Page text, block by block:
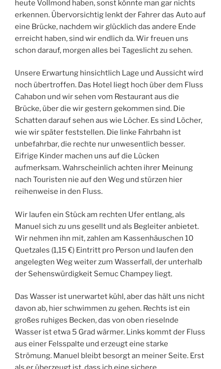
heute Vollmond haben, sonst könnte man gar nichts
erkennen. Übervorsichtig lenkt der Fahrer das Auto auf
eine Brücke, nachdem wir glücklich das andere Ende
erreicht haben, sind wir endlich da. Wir freuen uns
schon darauf, morgen alles bei Tageslicht zu sehen.
Unsere Erwartung hinsichtlich Lage und Aussicht wird
noch übertroffen. Das Hotel liegt hoch über dem Fluss
Cahabon und wir sehen vom Restaurant aus die
Brücke, über die wir gestern gekommen sind. Die
Schatten darauf sehen aus wie Löcher. Es sind Löcher,
wie wir später feststellen. Die linke Fahrbahn ist
unbefahrbar, die rechte nur unwesentlich besser.
Eifrige Kinder machen uns auf die Lücken
aufmerksam. Wahrscheinlich achten ihrer Meinung
nach Touristen nie auf den Weg und stürzen hier
reihenweise in den Fluss.
Wir laufen ein Stück am rechten Ufer entlang, als
Manuel sich zu uns gesellt und als Begleiter anbietet.
Wir nehmen ihn mit, zahlen am Kassenhäuschen 10
Quetzales (1,15 €) Eintritt pro Person und laufen den
angelegten Weg weiter zum Wasserfall, der unterhalb
der Sehenswürdigkeit Semuc Champey liegt.
Das Wasser ist unerwartet kühl, aber das hält uns nicht
davon ab, hier schwimmen zu gehen. Rechts ist ein
großes ruhiges Becken, das von oben rieselnde
Wasser ist etwa 5 Grad wärmer. Links kommt der Fluss
aus einer Felsspalte und erzeugt eine starke
Strömung. Manuel bleibt besorgt an meiner Seite. Erst